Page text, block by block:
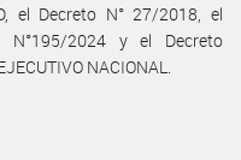
el Decreto N° 27/2018, el
N°195/2024 y el Decreto
NACIONAL.